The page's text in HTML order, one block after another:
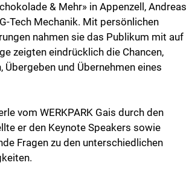
& Mehr» in Appenzell, Andreas
Tech Mechanik. Mit persönlichen
nahmen sie das Publikum mit auf
zeigten eindrücklich die Chancen,
und Übernehmen eines
vom WERKPARK Gais durch den
er den Keynote Speakers sowie
Fragen zu den unterschiedlichen